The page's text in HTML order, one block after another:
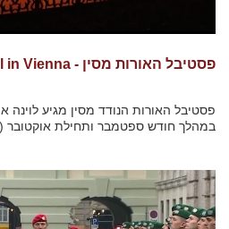
פסטיבל האורות מסין - China Lights Festival in Vienna
פסטיבל האורות הנודד מסין מגיע
במהלך חודש ספטמבר ותחילת אוקטובר